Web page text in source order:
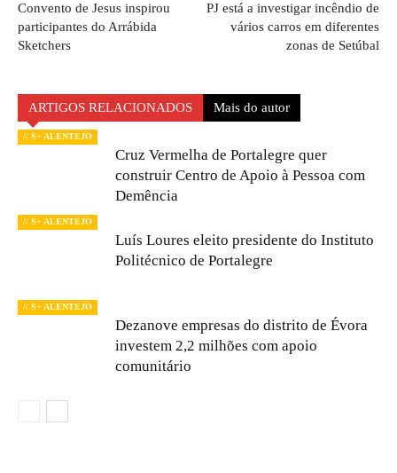
Convento de Jesus inspirou
participantes do Arrábida
Sketchers
PJ está a investigar incêndio de
vários carros em diferentes
zonas de Setúbal
ARTIGOS RELACIONADOS Mais do autor
// S+ ALENTEJO
Cruz Vermelha de Portalegre quer
construir Centro de Apoio à Pessoa com
Demência
// S+ ALENTEJO
Luís Loures eleito presidente do Instituto
Politécnico de Portalegre
// S+ ALENTEJO
Dezanove empresas do distrito de Évora
investem 2,2 milhões com apoio
comunitário